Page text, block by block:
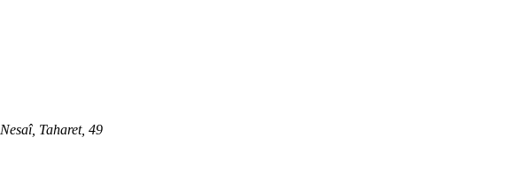
Nesaî, Taharet, 49